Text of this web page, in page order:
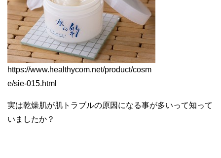
https://www.healthycom.net/product/cosm
e/sie-015.html
実は乾燥肌が肌トラブルの原因になる事が多いって知って
いましたか？